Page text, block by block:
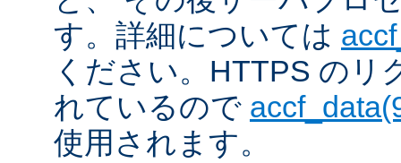
す。詳細については
ください。HTTPS のリ
れているので
使用されます。